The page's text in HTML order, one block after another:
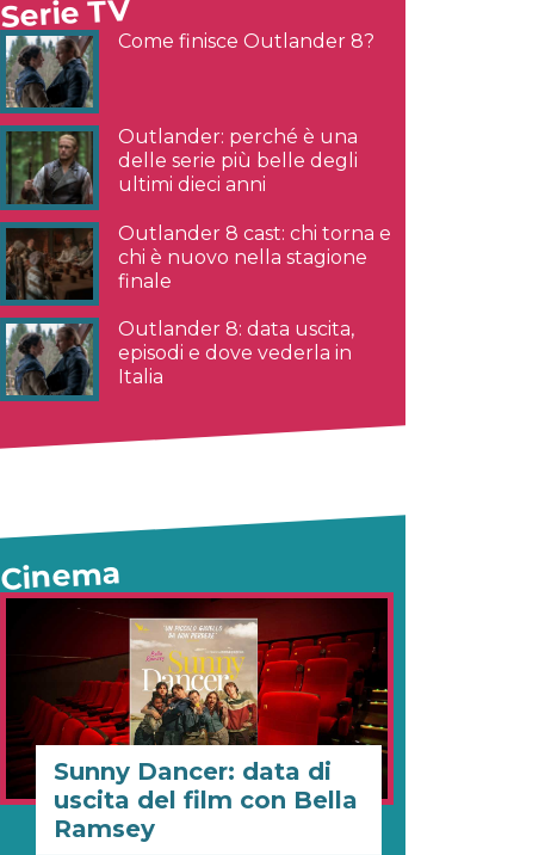
Serie TV
Come finisce Outlander 8?
Outlander: perché è una
delle serie più belle degli
ultimi dieci anni
Outlander 8 cast: chi torna e
chi è nuovo nella stagione
finale
Outlander 8: data uscita,
episodi e dove vederla in
Italia
Cinema
Sunny Dancer: data di
uscita del film con Bella
Ramsey